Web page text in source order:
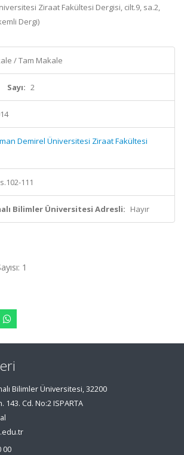
Ziraat Fakültesi Dergisi, cilt.9, sa.2,
Dergi)
/ Tam Makale
Sayı: 2
Demirel Üniversitesi Ziraat Fakültesi
111
Bilimler Üniversitesi Adresli: Hayır
1
Bilimler Üniversitesi, 32200
143. Cd. No:2 ISPARTA
00